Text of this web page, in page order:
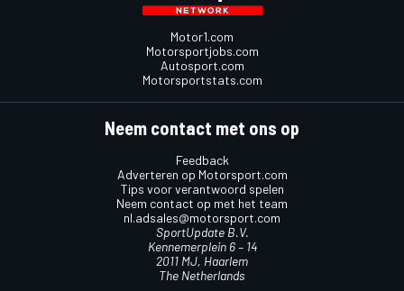
Motor1.com
Motorsportjobs.com
Autosport.com
Motorsportstats.com
Neem contact met ons op
Feedback
Adverteren op Motorsport.com
Tips voor verantwoord spelen
Neem contact op met het team
nl.adsales@motorsport.com
SportUpdate B.V.
Kennemerplein 6 – 14
2011 MJ, Haarlem
The Netherlands